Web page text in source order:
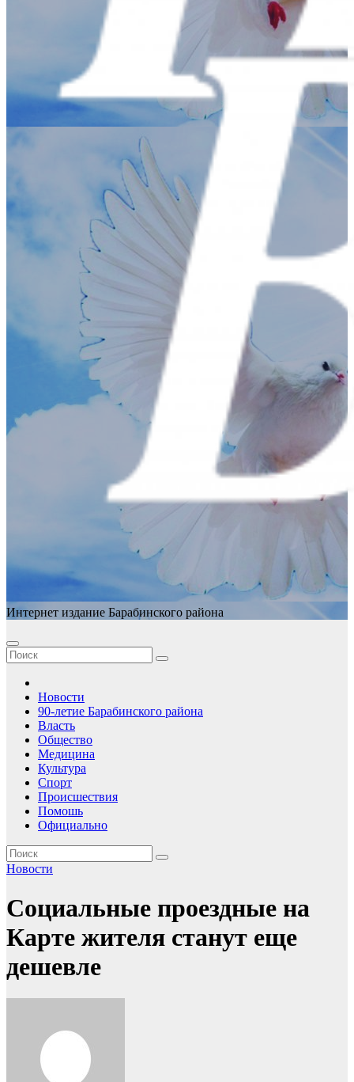
Интернет издание Барабинского района
Новости
90-летие Барабинского района
Власть
Общество
Медицина
Культура
Спорт
Происшествия
Помошь
Официально
Новости
Социальные проездные на
Карте жителя станут еще
дешевле